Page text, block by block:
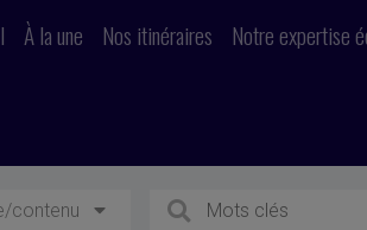
À la une Nos itinéraires Notre expertise
contenu